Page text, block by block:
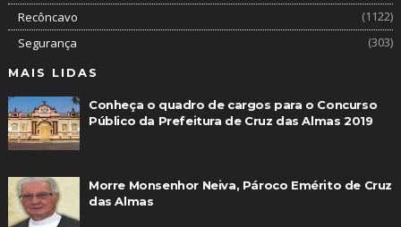
Recôncavo
(1122)
Segurança
(303)
MAIS LIDAS
Conheça o quadro de cargos para o Concurso
Público da Prefeitura de Cruz das Almas 2019
Morre Monsenhor Neiva, Pároco Emérito de Cruz
das Almas